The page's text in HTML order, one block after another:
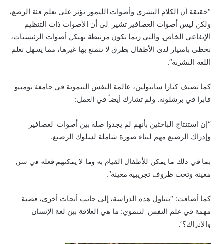
“حقيقة أن الكلام البشري وأصوات الليمور تؤثر على تعلم فئة الرضع،
ولكن ليس أصوات العصافير تشير إلى أن الأصوات ذات التنظيم
الإيقاعي الخاص. والتي ربما تكون مرتبطة بهيكل أصوات الرئيسيات،
تحظى بامتياز لدى الأطفال بطرق لا تتمتع بها غيرها، مما يسهل تعلم
اللغة البشرية”.
كما تضيف كيارا سانتولين، عالمة النفس التنموية في جامعة بومبيو
فابرا في برشلونة. ولم تشارك أيضاً في العمل:
“إن استنتاج الباحثين بأنهم لم يجدوا صلة بين أصوات العصافير
وإدراك الرضيع مهم لبناء صورة شاملة لسلوك الرضيع.
بما في ذلك ما يمكن للأطفال القيام به وما لا يمكنهم فعله في سن
معينة وتحت ظروف تجريبية معينة”.
كما أضافت: “تتناول هذه الدراسة، إلى جانب أبحاث أخرى، قضية
مهمة في علم النفس التنموي: ما هي العلاقة بين لغة الإنسان
والإدراك؟”.